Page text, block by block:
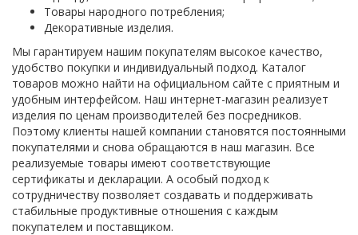
Товары народного потребления;
Декоративные изделия.
Мы гарантируем нашим покупателям высокое качество,
удобство покупки и индивидуальный подход. Каталог
товаров можно найти на официальном сайте с приятным и
удобным интерфейсом. Наш интернет-магазин реализует
изделия по ценам производителей без посредников.
Поэтому клиенты нашей компании становятся постоянными
покупателями и снова обращаются в наш магазин. Все
реализуемые товары имеют соответствующие
сертификаты и декларации. А особый подход к
сотрудничеству позволяет создавать и поддерживать
стабильные продуктивные отношения с каждым
покупателем и поставщиком.